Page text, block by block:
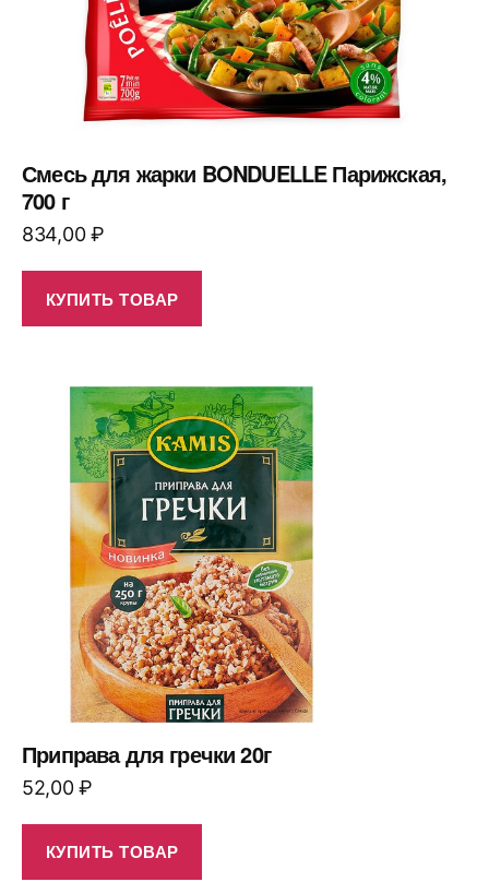
Смесь для жарки BONDUELLE Парижская,
700 г
834,00₽
КУПИТЬ ТОВАР
Приправа для гречки 20г
52,00₽
КУПИТЬ ТОВАР